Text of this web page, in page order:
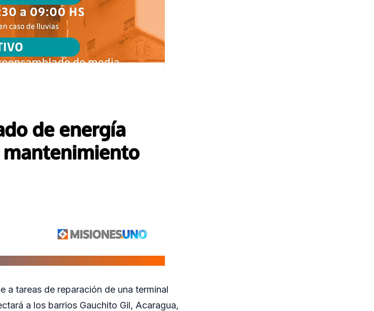
a tareas de reparación de una terminal
a los barrios Gauchito Gil, Acaragua,